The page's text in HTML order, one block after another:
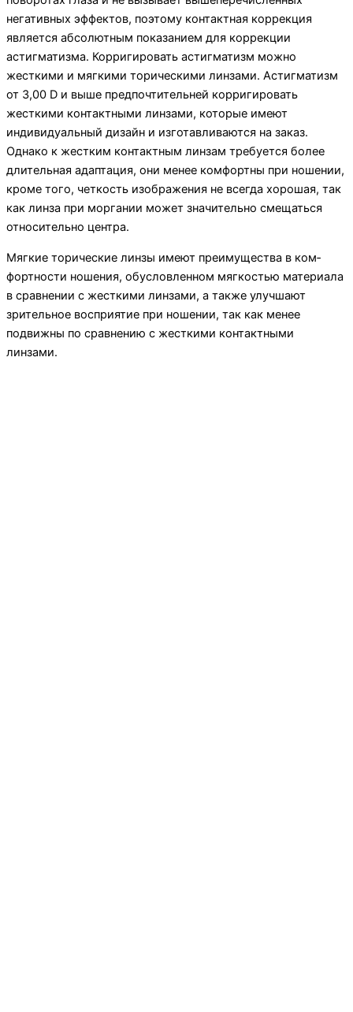
негативных эффектов, по­этому контактная коррекция
является абсолютным показани­ем для коррекции
астигматизма. Корригировать астигматизм можно
жесткими и мягкими торическими линзами. Астиг­матизм
от 3,00 D и выше предпочтительней корригировать
жесткими контактными линзами, которые имеют
индивиду­альный дизайн и изготавливаются на заказ.
Однако к жестким контактным линзам требуется более
длительная адаптация, они менее комфортны при ношении,
кроме того, четкость изо­бражения не всегда хорошая, так
как линза при моргании мо­жет значительно смещаться
относительно центра.
Мягкие торические линзы имеют преимущества в ком­
фортности ношения, обусловленном мягкостью материала
в сравнении с жесткими линзами, а также улуч­шают
зрительное восприятие при ношении, так как менее
подвижны по сравнению с жесткими контактными
линзами.